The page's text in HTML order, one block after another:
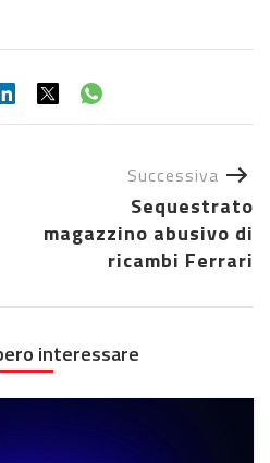
Successiva
Sequestrato
magazzino abusivo di
ricambi Ferrari
interessare